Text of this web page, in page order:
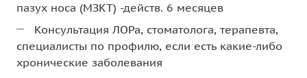
пазух носа (МЗКТ) -действ. 6 месяцев
Консультация ЛОРа, стоматолога, терапевта,
специалисты по профилю, если есть какие-либо
хронические заболевания